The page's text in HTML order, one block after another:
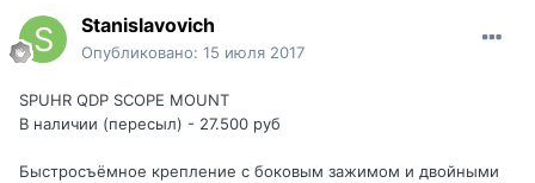
Stanislavovich
Опубликовано: 15 июля 2017
SPUHR QDP SCOPE MOUNT
В наличии (пересыл) - 27.500 руб
Быстросъёмное крепление c боковым зажимом и двойными